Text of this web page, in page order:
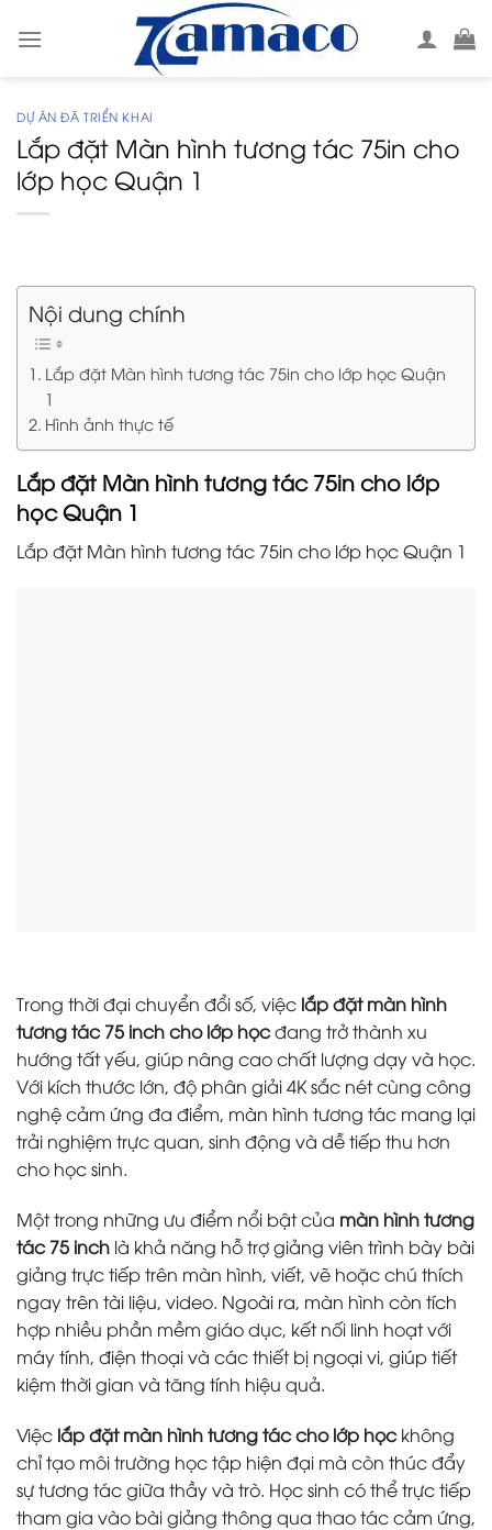
DỰ ÁN ĐÃ TRIỂN KHAI
Lắp đặt Màn hình tương tác 75in cho
lớp học Quận 1
Nội dung chính
Lắp đặt Màn hình tương tác 75in cho lớp học Quận
1
Hình ảnh thực tế
Lắp đặt Màn hình tương tác 75in cho lớp
học Quận 1
Lắp đặt Màn hình tương tác 75in cho lớp học Quận 1
Trong thời đại chuyển đổi số, việc lắp đặt màn hình
tương tác 75 inch cho lớp họcđang trở thành xu
hướng tất yếu, giúp nâng cao chất lượng dạy và học.
Với kích thước lớn, độ phân giải 4K sắc nét cùng công
nghệ cảm ứng đa điểm, màn hình tương tác mang lại
trải nghiệm trực quan, sinh động và dễ tiếp thu hơn
cho học sinh.
Một trong những ưu điểm nổi bật của màn hình tương
tác 75 inch là khả năng hỗ trợ giảng viên trình bày bài
giảng trực tiếp trên màn hình, viết, vẽ hoặc chú thích
ngay trên tài liệu, video. Ngoài ra, màn hình còn tích
hợp nhiều phần mềm giáo dục, kết nối linh hoạt với
máy tính, điện thoại và các thiết bị ngoại vi, giúp tiết
kiệm thời gian và tăng tính hiệu quả.
Việc lắp đặt màn hình tương tác cho lớp họckhông
chỉ tạo môi trường học tập hiện đại mà còn thúc đẩy
sự tương tác giữa thầy và trò. Học sinh có thể trực tiếp
tham gia vào bài giảng thông qua thao tác cảm ứng,